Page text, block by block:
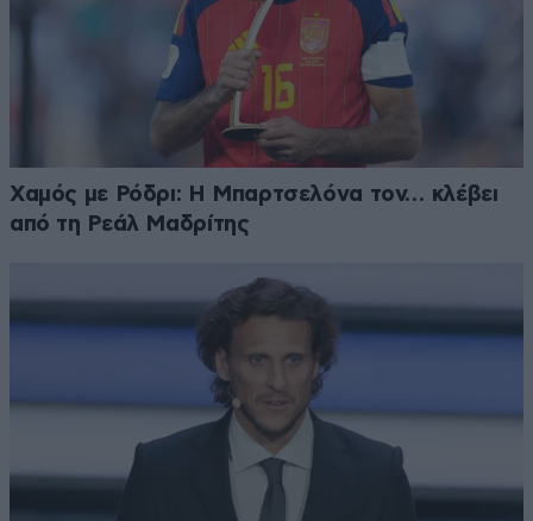
Χαμός με Ρόδρι: Η Μπαρτσελόνα τον… κλέβει
από τη Ρεάλ Μαδρίτης